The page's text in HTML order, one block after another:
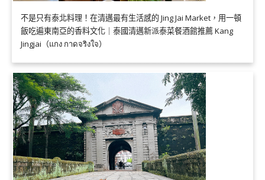
不是只有泰北料理！在清邁最有生活感的 Jing Jai Market，用一頓
飯吃遍東南亞的香料文化｜泰國清邁新派泰菜餐酒館推薦 Kang
Jingjai（แกง กาดจริงใจ）